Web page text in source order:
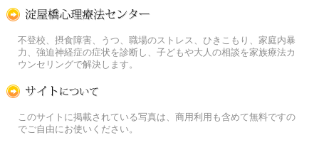
不登校、摂食障害、うつ、職場のストレス、ひきこもり、家庭内暴
力、強迫神経症の症状を診断し、子どもや大人の相談を家族療法カ
ウンセリングで解決します。
このサイトに掲載されている写真は、商用利用も含めて無料ですの
でご自由にお使いください。